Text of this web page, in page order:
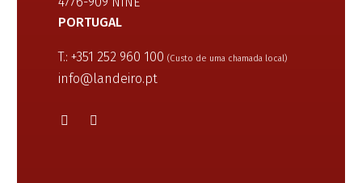
PORTUGAL
T.: +351 252 960 100 (Custo de uma chamada local)
info@landeiro.pt